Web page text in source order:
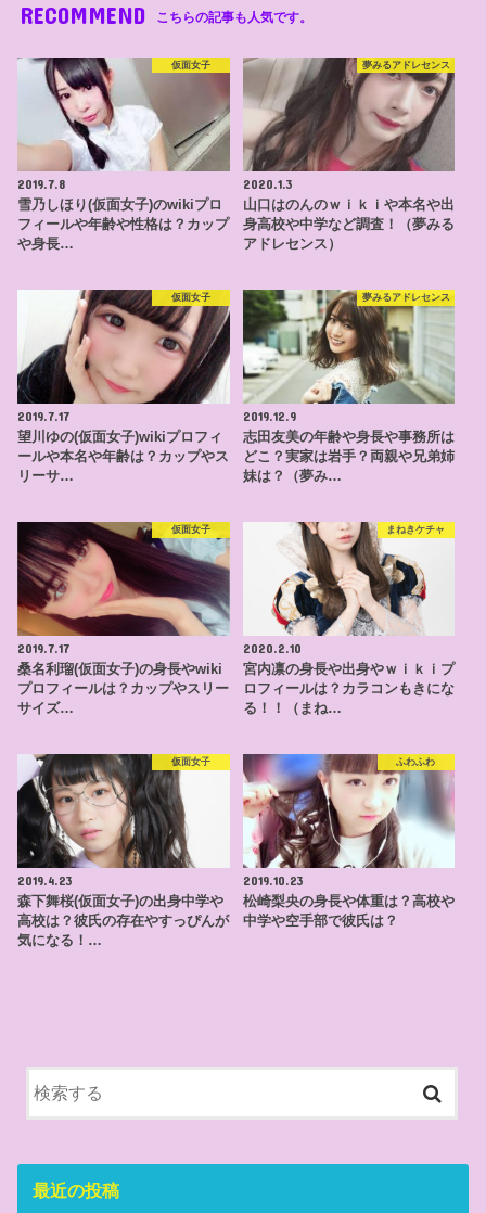
RECOMMEND こちらの記事も人気です。
仮面女子
2019.7.8
雪乃しほり(仮面女子)のwikiプロ
フィールや年齢や性格は？カップ
や身長…
夢みるアドレセンス
2020.1.3
山口はのんのｗｉｋｉや本名や出
身高校や中学など調査！（夢みる
アドレセンス）
仮面女子
2019.7.17
望川ゆの(仮面女子)wikiプロフィ
ールや本名や年齢は？カップやス
リーサ…
夢みるアドレセンス
2019.12.9
志田友美の年齢や身長や事務所は
どこ？実家は岩手？両親や兄弟姉
妹は？（夢み…
仮面女子
2019.7.17
桑名利瑠(仮面女子)の身長やwiki
プロフィールは？カップやスリー
サイズ…
まねきケチャ
2020.2.10
宮内凛の身長や出身やｗｉｋｉプ
ロフィールは？カラコンもきにな
る！！（まね…
仮面女子
2019.4.23
森下舞桜(仮面女子)の出身中学や
高校は？彼氏の存在やすっぴんが
気になる！…
ふわふわ
2019.10.23
松崎梨央の身長や体重は？高校や
中学や空手部で彼氏は？
最近の投稿